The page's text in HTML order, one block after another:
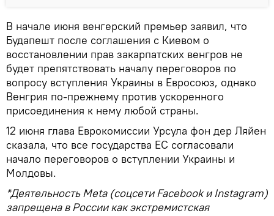
В начале июня венгерский премьер заявил, что
Будапешт после соглашения с Киевом о
восстановлении прав закарпатских венгров не
будет препятствовать началу переговоров по
вопросу вступления Украины в Евросоюз, однако
Венгрия по-прежнему против ускоренного
присоединения к нему любой страны.
12 июня глава Еврокомиссии Урсула фон дер Ляйен
сказала, что все государства ЕС согласовали
начало переговоров о вступлении Украины и
Молдовы.
*Деятельность Meta (соцсети Facebook и Instagram)
запрещена в России как экстремистская